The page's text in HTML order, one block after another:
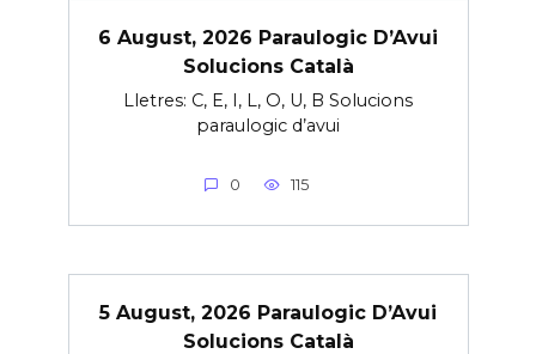
6 August, 2026 Paraulogic D’Avui
Solucions Català
Lletres: C, E, I, L, O, U, B Solucions
paraulogic d’avui
0 115
5 August, 2026 Paraulogic D’Avui
Solucions Català